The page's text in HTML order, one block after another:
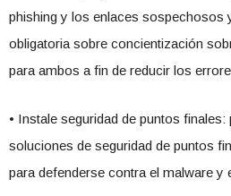
phishing y los enlaces sospechosos
obligatoria sobre concientización
para ambos a fin de reducir los
• Instale seguridad de puntos
soluciones de seguridad de puntos
para defenderse contra el malware y